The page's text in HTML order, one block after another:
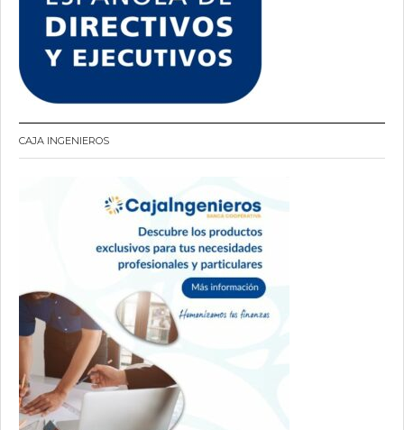
CAJA INGENIEROS